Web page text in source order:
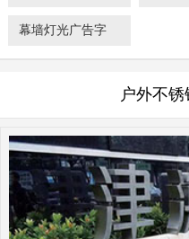
幕墙灯光广告字
户外不